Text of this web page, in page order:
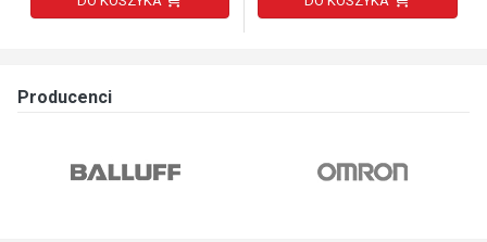
Producenci